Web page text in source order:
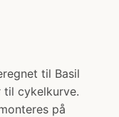
til Basil
til cykelkurve.
på